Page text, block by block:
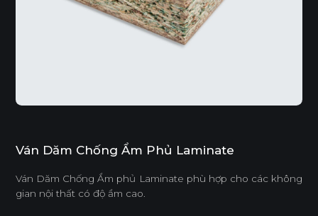
Ván Dăm Chống Ẩm Phủ Laminate
Ván Dăm Chống Ẩm phủ Laminate phù hợp cho các không
gian nội thất có độ ẩm cao.